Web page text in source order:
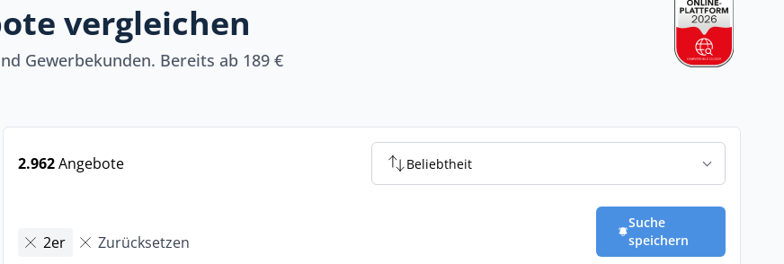
vergleichen
Gewerbekunden. Bereits ab 189 €
2.962Angebote Beliebtheit
2er Zurücksetzen
Suche
speichern